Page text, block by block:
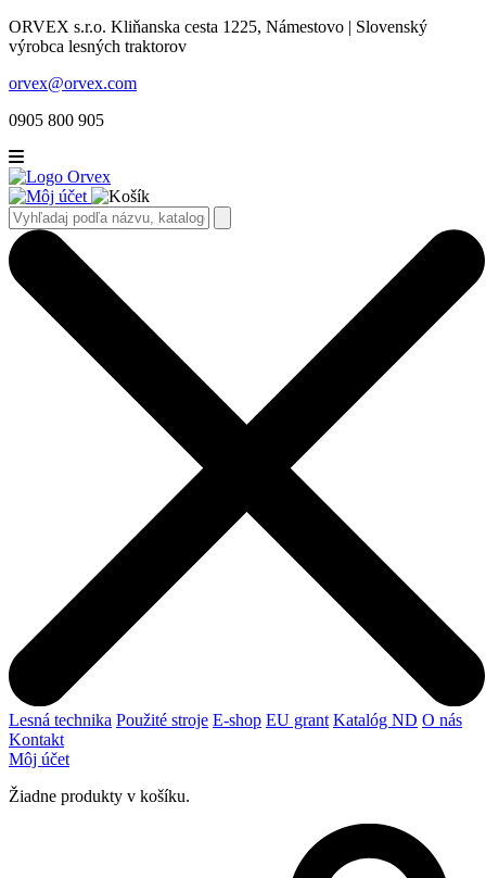
ORVEX s.r.o. Kliňanska cesta 1225, Námestovo | Slovenský
výrobca lesných traktorov
orvex@orvex.com
0905 800 905
Lesná technika Použité stroje E-shop EU grant Katalóg ND O nás
Kontakt
Môj účet
Žiadne produkty v košíku.